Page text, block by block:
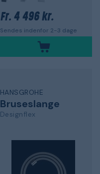
Fr. 4 496 kr.
Sendes indenfor 2-3 dage
HANSGROHE
Bruseslange
Designflex